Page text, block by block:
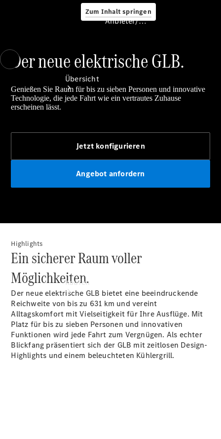
Zum Inhalt springen
Anbieter/Datenschutz
Übersicht
Startseite
Kontakt
Standortsuche
Kaufen
Anbieter/Datenschutz
Der neue elektrische GLB.
Genießen Sie Raum für bis zu sieben Personen und innovative
Technologie, die jede Fahrt wie ein vertrautes Zuhause
erscheinen lässt.
Jetzt konfigurieren
Angebot anfordern
Highlights
Ein sicherer Raum voller
Möglichkeiten.
Der neue elektrische GLB bietet eine beeindruckende
Reichweite von bis zu 631 km und vereint
Alltagskomfort mit Vielseitigkeit für Ihre Ausflüge. Mit
Platz für bis zu sieben Personen und innovativen
Funktionen wird jede Fahrt zum Vergnügen. Als echter
Blickfang präsentiert sich der GLB mit zeitlosen Design-
Highlights und einem beleuchteten Kühlergrill.